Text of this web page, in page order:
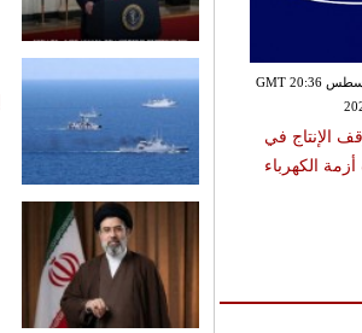
الثلاثاء ,04 آب / أغسطس GMT 20:36
الإنتاج في
الكهرباء